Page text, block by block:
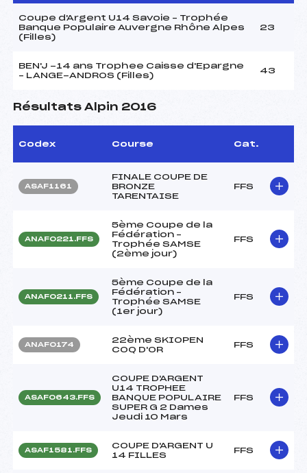
Coupe d'Argent U14 Savoie – Trophée
Banque Populaire Auvergne Rhône Alpes
(Filles)
23
BEN'J -14 ans Trophee Caisse d'Epargne
– LANGE-ANDROS (Filles)
43
Résultats Alpin 2016
Codex Course Cat.
ASAF1161
FINALE COUPE DE
BRONZE
TARENTAISE
FFS
ANAF0221.FFS
5ème Coupe de la
Fédération –
Trophée SAMSE
(2ème jour)
FFS
ANAF0211.FFS
5ème Coupe de la
Fédération –
Trophée SAMSE
(1er jour)
FFS
ANAF0174
22ème SKIOPEN
COQ D'OR
FFS
ASAF0643.FFS
COUPE D'ARGENT
U14 TROPHEE
BANQUE POPULAIRE
SUPER G 2 Dames
Jeudi 10 Mars
FFS
ASAF1581.FFS
COUPE D'ARGENT U
14 FILLES
FFS